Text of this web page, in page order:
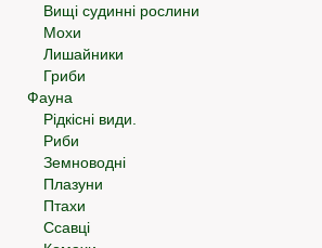
Вищі судинні рослини
Мохи
Лишайники
Гриби
Фауна
Рідкісні види.
Риби
Земноводні
Плазуни
Птахи
Ссавці